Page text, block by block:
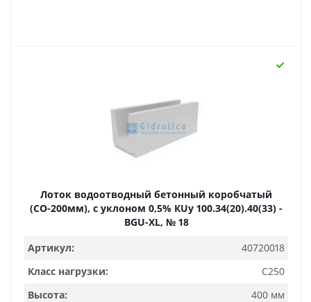
Лоток водоотводный бетонный коробчатый
(СО-200мм), с уклоном 0,5% КUу 100.34(20).40(33) -
BGU-XL, № 18
Артикул:
40720018
Класс нагрузки:
C250
Высота:
400 мм